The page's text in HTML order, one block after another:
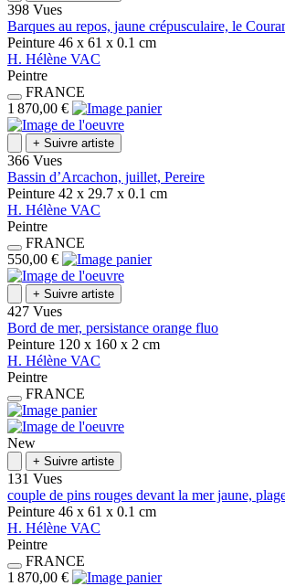
398 Vues
Barques au repos, jaune crépusculaire, le
Peinture 46 x 61 x 0.1 cm
H. Hélène VAC
Peintre
FRANCE
1 870,00 €
+ Suivre artiste
366 Vues
Bassin d’Arcachon, juillet, Pereire
Peinture 42 x 29.7 x 0.1 cm
H. Hélène VAC
Peintre
FRANCE
550,00 €
+ Suivre artiste
427 Vues
Bord de mer, persistance orange fluo
Peinture 120 x 160 x 2 cm
H. Hélène VAC
Peintre
FRANCE
New
+ Suivre artiste
131 Vues
couple de pins rouges devant la mer jaune,
Peinture 46 x 61 x 0.1 cm
H. Hélène VAC
Peintre
FRANCE
1 870,00 €